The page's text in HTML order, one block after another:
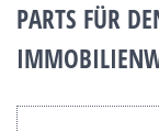
PARTS FÜR